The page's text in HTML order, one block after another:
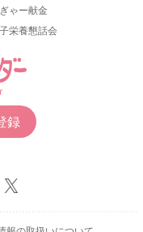
ゃー献金
栄養懇話会
録